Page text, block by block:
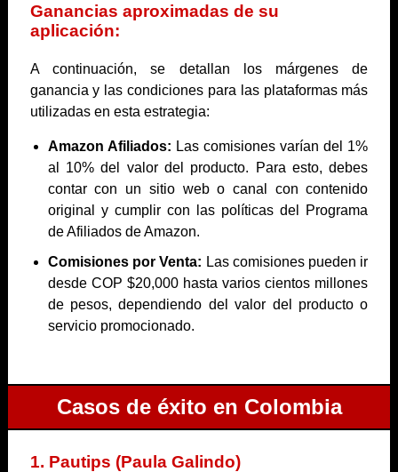
Ganancias aproximadas de su
aplicación:
A continuación, se detallan los márgenes de
ganancia y las condiciones para las plataformas más
utilizadas en esta estrategia:
Amazon Afiliados: Las comisiones varían del 1%
al 10% del valor del producto. Para esto, debes
contar con un sitio web o canal con contenido
original y cumplir con las políticas del Programa
de Afiliados de Amazon.
Comisiones por Venta: Las comisiones pueden ir
desde COP $20,000 hasta varios cientos millones
de pesos, dependiendo del valor del producto o
servicio promocionado.
Casos de éxito en Colombia
1. Pautips (Paula Galindo)